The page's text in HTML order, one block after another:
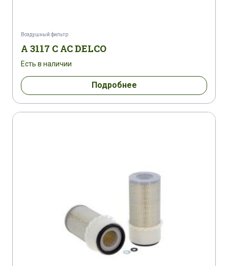
Воздушный фильтр
A 3117 C AC DELCO
Есть в наличии
Подробнее